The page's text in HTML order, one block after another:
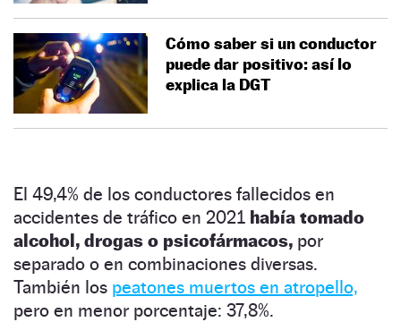
Cómo saber si un conductor
puede dar positivo: así lo
explica la DGT
El 49,4% de los conductores fallecidos en
accidentes de tráfico en 2021 había tomado
alcohol, drogas o psicofármacos, por
separado o en combinaciones diversas.
También los peatones muertos en atropello,
pero en menor porcentaje: 37,8%.